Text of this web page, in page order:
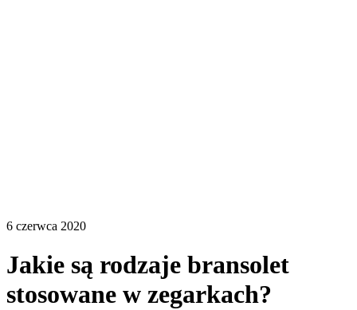
6 czerwca 2020
Jakie są rodzaje bransolet
stosowane w zegarkach?